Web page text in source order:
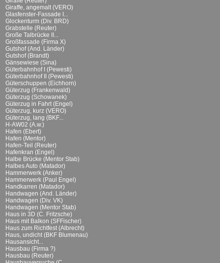
Giraffe, angemalt (VERO)
Glasfenster-Fassade I...
Glockenturm (Div. BRD)
Grabstelle (Reuter)
Große Talbrücke II...
Großfassade (Firma X)
Gutshof (And. Länder)
Gutshof (Brandt)
Gänsewiese (Sina)
Güterbahnhof I (Pewesti)
Güterbahnhof II (Pewesti)
Güterschuppen (Eichhorn)
Güterzug (Frankenwald)
Güterzug (Schowanek)
Güterzug in Fahrt (Engel)
Güterzug, kurz (VERO)
Güterzug, lang (BKF...
H-AW02 (A.w.)
Hafen (Ebert)
Hafen (Mentor)
Hafen-Teil (Reuter)
Hafenkran (Engel)
Halbe Brücke (Mentor Stab)
Halbes Auto (Matador)
Hammerwerk (Anker)
Hammerwerk (Paul Engel)
Handkarren (Matador)
Handwagen (And. Länder)
Handwagen (Div. VK)
Handwagen (Mentor Stab)
Haus in 3D (C. Fritzsche)
Haus mit Balkon (SFFischer)
Haus zum Richtfest (Albrecht)
Haus, undicht (BKF Blumenau)
Hausansicht...
Hausbau (Firma ?)
Hausbau (Reuter)